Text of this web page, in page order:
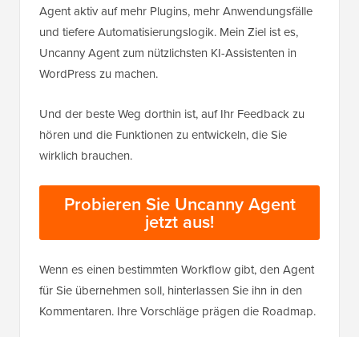
Agent aktiv auf mehr Plugins, mehr Anwendungsfälle
und tiefere Automatisierungslogik. Mein Ziel ist es,
Uncanny Agent zum nützlichsten KI-Assistenten in
WordPress zu machen.
Und der beste Weg dorthin ist, auf Ihr Feedback zu
hören und die Funktionen zu entwickeln, die Sie
wirklich brauchen.
Probieren Sie Uncanny Agent
jetzt aus!
Wenn es einen bestimmten Workflow gibt, den Agent
für Sie übernehmen soll, hinterlassen Sie ihn in den
Kommentaren. Ihre Vorschläge prägen die Roadmap.